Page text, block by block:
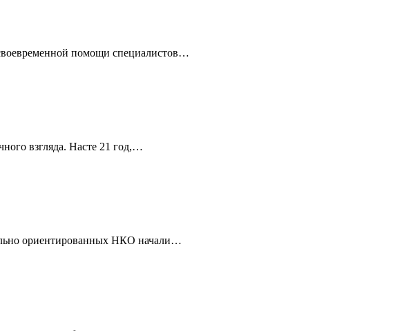
помощи специалистов…
взгляда. Насте 21 год,…
ориентированных НКО начали…